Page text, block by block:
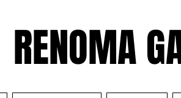
RENOMA